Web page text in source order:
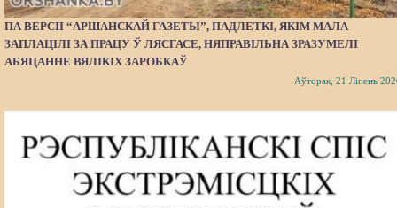
ПА ВЕРСІІ “АРШАНСКАЙ ГАЗЕТЫ”, ПАДЛЕТКІ, ЯКІМ МАЛА
ЗАПЛАЦІЛІ ЗА ПРАЦУ Ў ЛЯСГАСЕ, НЯПРАВІЛЬНА ЗРАЗУМЕЛІ
АБЯЦАННЕ ВЯЛІКІХ ЗАРОБКАЎ
Аўторак, 21 Ліпень